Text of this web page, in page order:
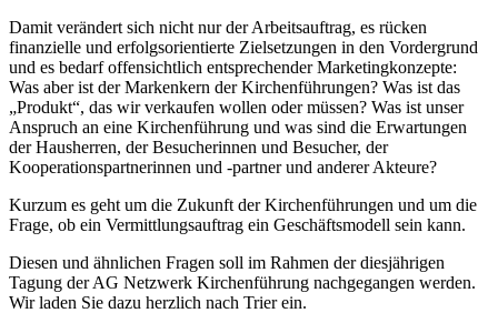
Damit verändert sich nicht nur der Arbeitsauftrag, es rücken
finanzielle und erfolgsorientierte Zielsetzungen in den Vordergrund
und es bedarf offensichtlich entsprechender Marketingkonzepte:
Was aber ist der Markenkern der Kirchenführungen? Was ist das
„Produkt“, das wir verkaufen wollen oder müssen? Was ist unser
Anspruch an eine Kirchenführung und was sind die Erwartungen
der Hausherren, der Besucherinnen und Besucher, der
Kooperationspartnerinnen und -partner und anderer Akteure?
Kurzum es geht um die Zukunft der Kirchenführungen und um die
Frage, ob ein Vermittlungsauftrag ein Geschäftsmodell sein kann.
Diesen und ähnlichen Fragen soll im Rahmen der diesjährigen
Tagung der AG Netzwerk Kirchenführung nachgegangen werden.
Wir laden Sie dazu herzlich nach Trier ein.